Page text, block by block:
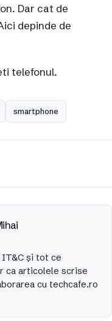
Dar cat de
depinde de
telefonul.
smartphone
IT&C și tot ce
ca articolele scrise
cu techcafe.ro